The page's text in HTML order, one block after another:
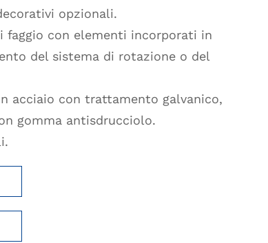
opzionali.
con elementi incorporati in
del sistema di rotazione o del
acciaio con trattamento galvanico,
gomma antisdrucciolo.